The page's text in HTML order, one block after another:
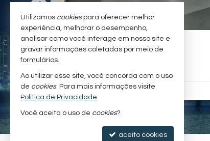
#003
BALNEÁRIO CAMBORIÚ -CENTRO
Box / Garagem
R$ 3.960.000,
Utilizamos cookiespara oferecer melhor
experiência, melhorar o desempenho,
analisar como você interage em nosso site e
gravar informações coletadas por meio de
formulários.
Ao utilizar esse site, você concorda com o uso
de cookies. Para mais informações visite
Política de Privacidade.
Você aceita o uso de cookies?
aceito cookies